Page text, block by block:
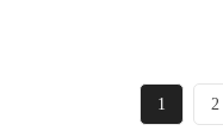
1 2